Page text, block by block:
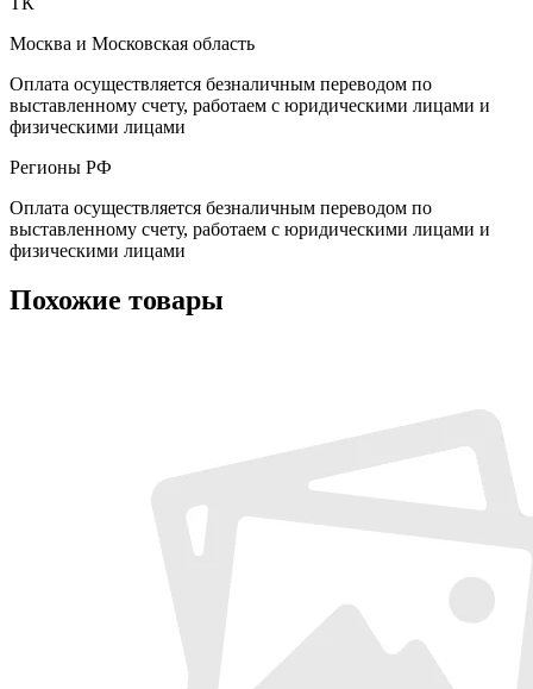
Москва и Московская область
Оплата осуществляется безналичным переводом по
выставленному счету, работаем с юридическими лицами и
физическими лицами
Регионы РФ
Оплата осуществляется безналичным переводом по
выставленному счету, работаем с юридическими лицами и
физическими лицами
Похожие товары